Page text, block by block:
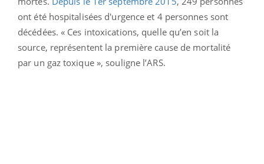
ont été hospitalisées d'urgence et 4 personnes sont
décédées. « Ces intoxications, quelle qu’en soit la
source, représentent la première cause de mortalité
par un gaz toxique », souligne l’ARS.